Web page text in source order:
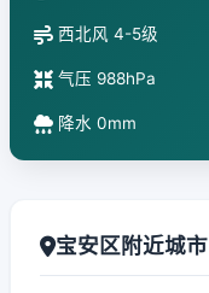
西北风 4-5级
气压 988hPa
降水 0mm
宝安区附近城市